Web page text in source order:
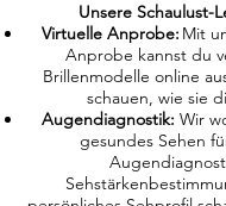
Unsere Schaulust-
Virtuelle Anprobe: Mit
Anprobe kannst du
Brillenmodelle online
schauen, wie sie
Augendiagnostik: Wir
gesundes Sehen